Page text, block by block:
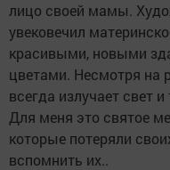
лицо своей мамы.
увековечил
красивыми, новыми
цветами. Несмотря на
всегда излучает свет и
Для меня это святое
которые потеряли
вспомнить их..